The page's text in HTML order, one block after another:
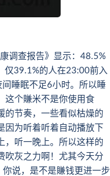
调查报告》显示：48.5%
仅39.1%的人在23:00前入
睡眠不足6小时。所以睡
这个賺米不是你使用食
的节奏，一些看似枯燥的
因为听着听着自动播放下
，听一晚上。所以这样的
吹灰之力啊！尤其今天分
说，是不是賺钱更进一步